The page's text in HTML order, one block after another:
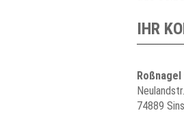
IHR
74889